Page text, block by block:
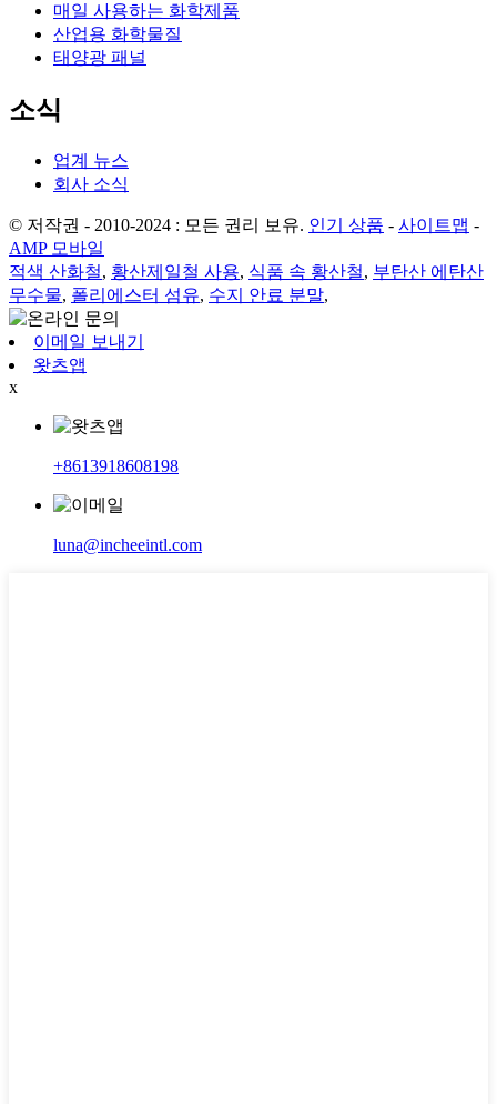
매일 사용하는 화학제품
산업용 화학물질
태양광 패널
소식
업계 뉴스
회사 소식
© 저작권 - 2010-2024 : 모든 권리 보유. 인기 상품 - 사이트맵 -
AMP 모바일
적색 산화철, 황산제일철 사용, 식품 속 황산철, 부탄산 에탄산
무수물, 폴리에스터 섬유, 수지 안료 분말,
이메일 보내기
왓츠앱
x
+8613918608198
luna@incheeintl.com